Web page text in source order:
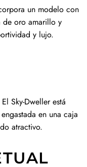
un modelo con
de oro amarillo y
y lujo.
Sky-Dweller está
en una caja
atractivo.